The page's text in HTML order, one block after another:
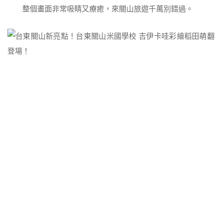
整個畫面非常吸睛又療癒，來關山旅遊千萬別錯過。